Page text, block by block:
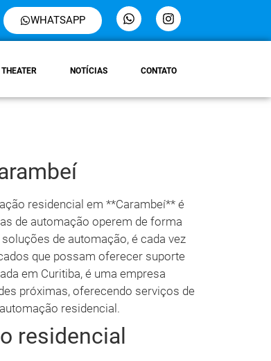
WHATSAPP
NOTÍCIAS CONTATO
residencial em **Carambeí** é
de automação operem de forma
de automação, é cada vez
que possam oferecer suporte
em Curitiba, é uma empresa
próximas, oferecendo serviços de
residencial.
residencial